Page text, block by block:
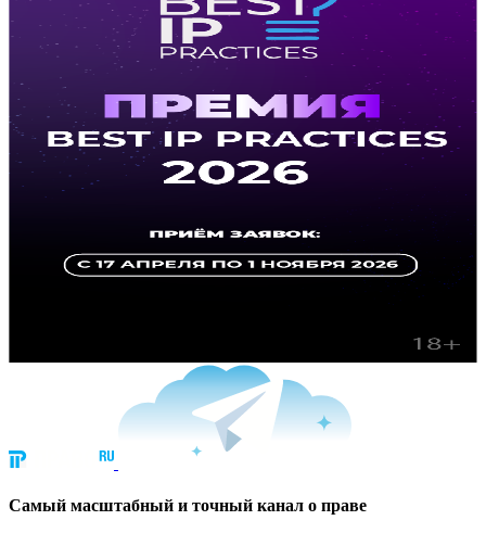
Cамый масштабный и точный канал о праве